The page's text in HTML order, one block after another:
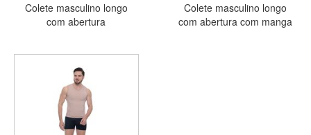
Colete masculino longo
com abertura
Colete masculino longo
com abertura com manga